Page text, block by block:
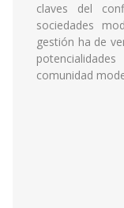
claves del
sociedades
gestión ha de
comunidad